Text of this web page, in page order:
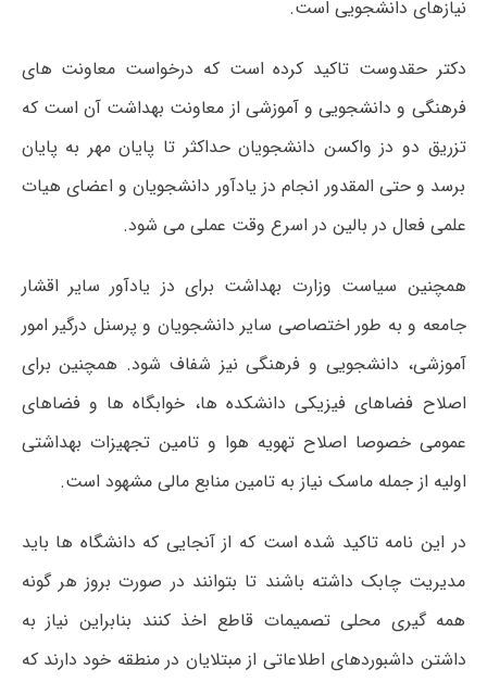
نیازهای دانشجویی است.
دکتر حقدوست تاکید کرده است که درخواست معاونت های
فرهنگی و دانشجویی و آموزشی از معاونت بهداشت آن است که
تزریق دو دز واکسن دانشجویان حداکثر تا پایان مهر به پایان
برسد و حتی المقدور انجام دز یادآور دانشجویان و اعضای هیات
علمی فعال در بالین در اسرع وقت عملی می شود.
همچنین سیاست وزارت بهداشت برای دز یادآور سایر اقشار
جامعه و به طور اختصاصی سایر دانشجویان و پرسنل درگیر امور
آموزشی، دانشجویی و فرهنگی نیز شفاف شود. همچنین برای
اصلاح فضاهای فیزیکی دانشکده ها، خوابگاه ها و فضاهای
عمومی خصوصا اصلاح تهویه هوا و تامین تجهیزات بهداشتی
اولیه از جمله ماسک نیاز به تامین منابع مالی مشهود است.
در این نامه تاکید شده است که از آنجایی که دانشگاه ها باید
مدیریت چابک داشته باشند تا بتوانند در صورت بروز هر گونه
همه گیری محلی تصمیمات قاطع اخذ کنند بنابراین نیاز به
داشتن داشبوردهای اطلاعاتی از مبتلایان در منطقه خود دارند که